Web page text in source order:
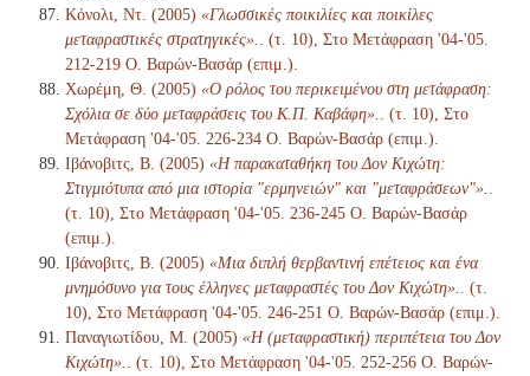
Κόνολι, Ντ. (2005) «Γλωσσικές ποικιλίες και ποικίλες
μεταφραστικές στρατηγικές».
. (τ. 10), Στο Μετάφραση '04-'05.
212-219 Ο. Βαρών-Βασάρ (επιμ.).
Χωρέμη, Θ. (2005) «Ο ρόλος του περικειμένου στη μετάφραση:
Σχόλια σε δύο μεταφράσεις του Κ.Π. Καβάφη».
. (τ. 10), Στο
Μετάφραση '04-'05. 226-234 Ο. Βαρών-Βασάρ (επιμ.).
Ιβάνοβιτς, Β. (2005) «Η παρακαταθήκη του Δον Κιχώτη:
Στιγμιότυπα από μια ιστορία "ερμηνειών" και "μεταφράσεων"».
(τ. 10), Στο Μετάφραση '04-'05. 236-245 Ο. Βαρών-Βασάρ
(επιμ.).
Ιβάνοβιτς, Β. (2005) «Μια διπλή θερβαντινή επέτειος και ένα
μνημόσυνο για τους έλληνες μεταφραστές του Δον Κιχώτη».
. (τ.
10), Στο Μετάφραση '04-'05. 246-251 Ο. Βαρών-Βασάρ (επιμ.).
Παναγιωτίδου, Μ. (2005) «Η (μεταφραστική) περιπέτεια του Δον
Κιχώτη».
. (τ. 10), Στο Μετάφραση '04-'05. 252-256 Ο. Βαρών-